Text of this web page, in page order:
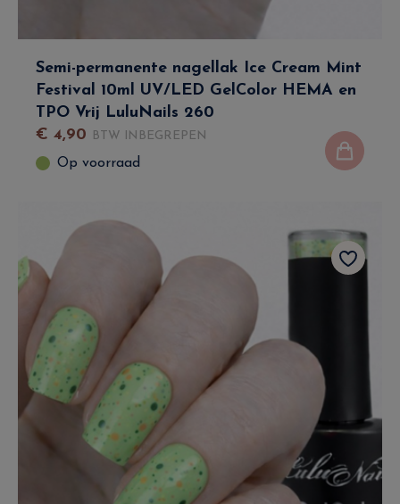
Semi-permanente nagellak Ice Cream Mint
Festival 10ml UV/LED GelColor HEMA en
TPO Vrij LuluNails 260
€ 4,90 BTW INBEGREPEN
Op voorraad